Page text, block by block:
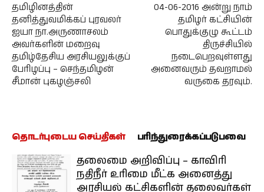
தமிழினத்தின்
தனித்துவமிக்கப் புரவலர்
ஐயா நா.அருணாசலம்
அவர்களின் மறைவு
தமிழ்தேசிய அரசியலுக்குப்
பேரிழப்பு – செந்தமிழன்
சீமான் புகழஞ்சலி
04-06-2016 அன்று நாம்
தமிழர் கட்சியின்
பொதுக்குழு கூட்டம்
திருச்சியில்
நடைபெறவுள்ளது
அனைவரும் தவறாமல்
வருகை தரவும்.
தொடர்புடைய செய்திகள் பரிந்துரைக்கப்படுபவை
தலைமை அறிவிப்பு – காவிரி
நதிநீர் உரிமை மீட்க அனைத்து
அரசியல் கட்சிகளின் தலைவர்கள்